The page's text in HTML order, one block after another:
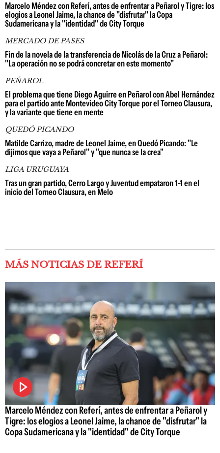
Marcelo Méndez con Referí, antes de enfrentar a Peñarol y Tigre: los
elogios a Leonel Jaime, la chance de "disfrutar" la Copa
Sudamericana y la "identidad" de City Torque
MERCADO DE PASES
Fin de la novela de la transferencia de Nicolás de la Cruz a Peñarol:
"La operación no se podrá concretar en este momento"
PEÑAROL
El problema que tiene Diego Aguirre en Peñarol con Abel Hernández
para el partido ante Montevideo City Torque por el Torneo Clausura,
y la variante que tiene en mente
QUEDÓ PICANDO
Matilde Carrizo, madre de Leonel Jaime, en Quedó Picando: "Le
dijimos que vaya a Peñarol" y "que nunca se la crea"
LIGA URUGUAYA
Tras un gran partido, Cerro Largo y Juventud empataron 1-1 en el
inicio del Torneo Clausura, en Melo
MÁS NOTICIAS DE REFERÍ
Marcelo Méndez con Referí, antes de enfrentar a Peñarol y
Tigre: los elogios a Leonel Jaime, la chance de "disfrutar" la
Copa Sudamericana y la "identidad" de City Torque